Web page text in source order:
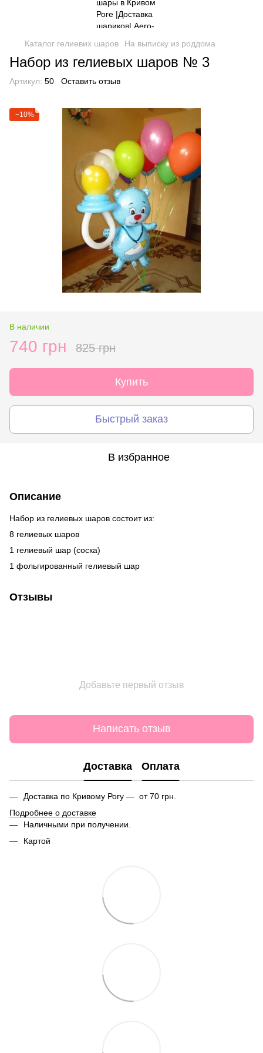
Каталог гелиевих шаров На выписку из роддома
Набор из гелиевых шаров № 3
Артикул: 50 Оставить отзыв
−10%
В наличии
740 грн 825 грн
Купить
Быстрый заказ
В избранное
Описание
Набор из гелиевых шаров состоит из:
8 гелиевых шаров
1 гелиевый шар (соска)
1 фольгированный гелиевый шар
Отзывы
Добавьте первый отзыв
Написать отзыв
Доставка Оплата
Доставка по Кривому Рогу — от 70 грн.
Подробнее о доставке
Наличными при получении.
Картой